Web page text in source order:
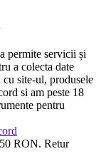
permite servicii și
a colecta date
site-ul, produsele
si am peste 18
pentru
RON. Retur